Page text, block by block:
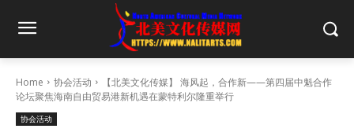
Home 协会活动
【北美文化传媒】 海风起，合作新——第四届中魁合作
论坛聚焦海南自由贸易港新机遇在蒙特利尔隆重举行
协会活动